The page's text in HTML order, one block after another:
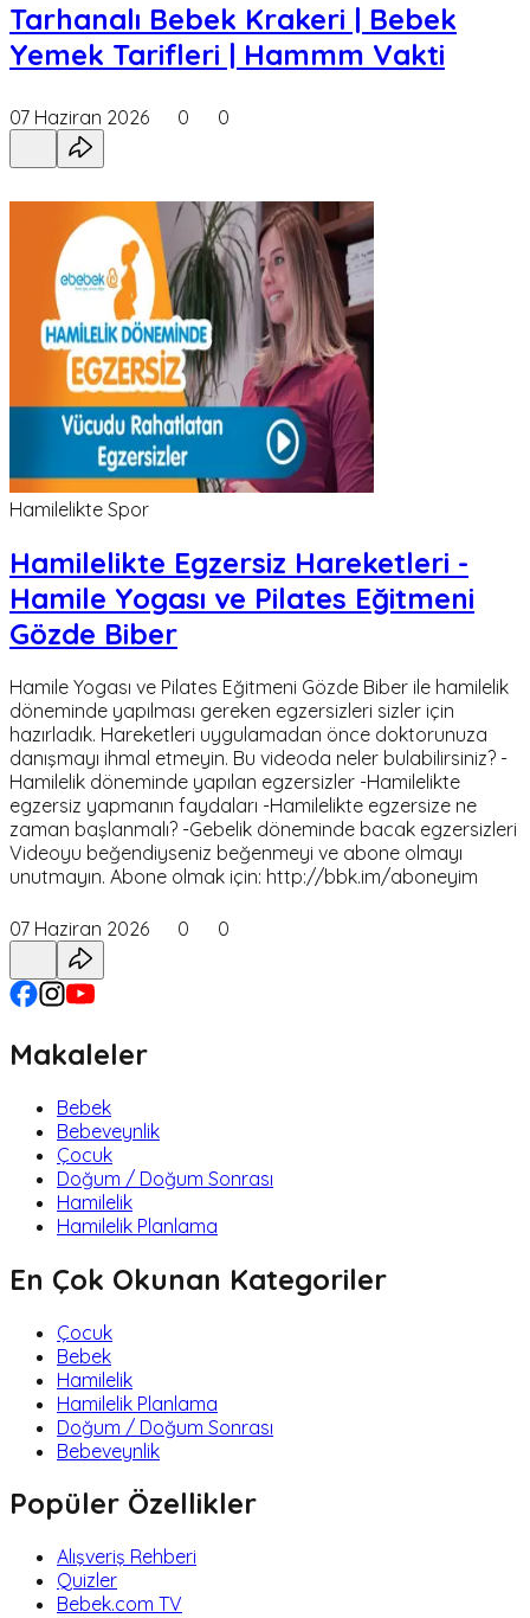
Tarhanalı Bebek Krakeri | Bebek
Yemek Tarifleri | Hammm Vakti
07 Haziran 2026 0 0
Hamilelikte Spor
Hamilelikte Egzersiz Hareketleri -
Hamile Yogası ve Pilates Eğitmeni
Gözde Biber
Hamile Yogası ve Pilates Eğitmeni Gözde Biber ile hamilelik
döneminde yapılması gereken egzersizleri sizler için
hazırladık. Hareketleri uygulamadan önce doktorunuza
danışmayı ihmal etmeyin. Bu videoda neler bulabilirsiniz? -
Hamilelik döneminde yapılan egzersizler -Hamilelikte
egzersiz yapmanın faydaları -Hamilelikte egzersize ne
zaman başlanmalı? -Gebelik döneminde bacak egzersizleri
Videoyu beğendiyseniz beğenmeyi ve abone olmayı
unutmayın. Abone olmak için: http://bbk.im/aboneyim
07 Haziran 2026 0 0
Makaleler
Bebek
Bebeveynlik
Çocuk
Doğum / Doğum Sonrası
Hamilelik
Hamilelik Planlama
En Çok Okunan Kategoriler
Çocuk
Bebek
Hamilelik
Hamilelik Planlama
Doğum / Doğum Sonrası
Bebeveynlik
Popüler Özellikler
Alışveriş Rehberi
Quizler
Bebek.com TV